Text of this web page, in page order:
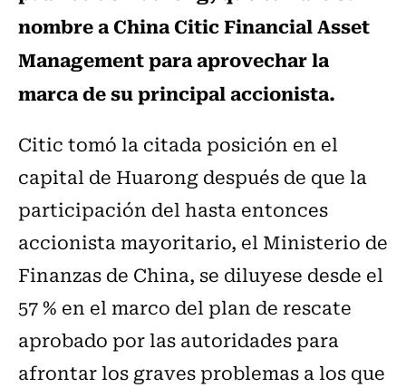
nombre a China Citic Financial Asset
Management para aprovechar la
marca de su principal accionista.
Citic tomó la citada posición en el
capital de Huarong después de que la
participación del hasta entonces
accionista mayoritario, el Ministerio de
Finanzas de China, se diluyese desde el
57 % en el marco del plan de rescate
aprobado por las autoridades para
afrontar los graves problemas a los que